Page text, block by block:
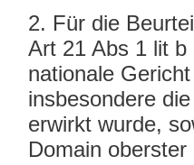
2. Für die
Art 21 Abs 1 lit
nationale
insbesondere
erwirkt wurde,
Domain